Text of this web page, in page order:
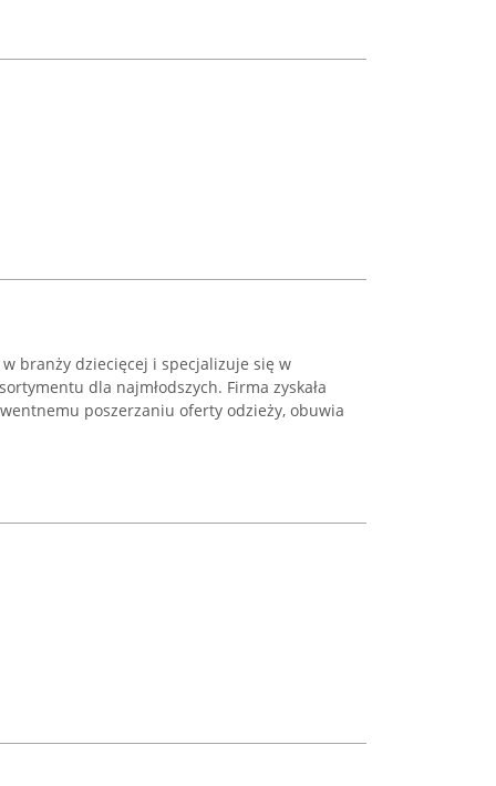
w branży dziecięcej i specjalizuje się w
dla najmłodszych. Firma zyskała
poszerzaniu oferty odzieży, obuwia